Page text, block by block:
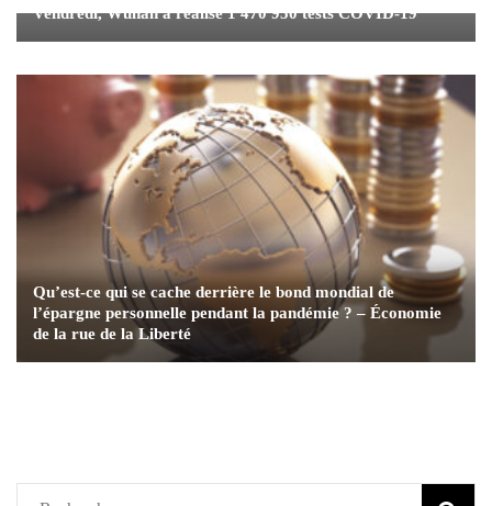
Vendredi, Wuhan a réalisé 1 470 950 tests COVID-19
Qu’est-ce qui se cache derrière le bond mondial de
l’épargne personnelle pendant la pandémie ? – Économie
de la rue de la Liberté